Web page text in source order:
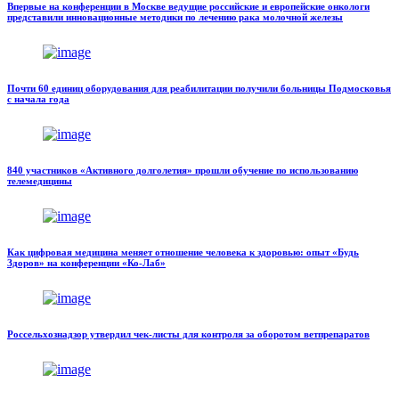
Впервые на конференции в Москве ведущие российские и европейские онкологи
представили инновационные методики по лечению рака молочной железы
Почти 60 единиц оборудования для реабилитации получили больницы Подмосковья
с начала года
840 участников «Активного долголетия» прошли обучение по использованию
телемедицины
Как цифровая медицина меняет отношение человека к здоровью: опыт «Будь
Здоров» на конференции «Ко-Лаб»
Россельхознадзор утвердил чек-листы для контроля за оборотом ветпрепаратов